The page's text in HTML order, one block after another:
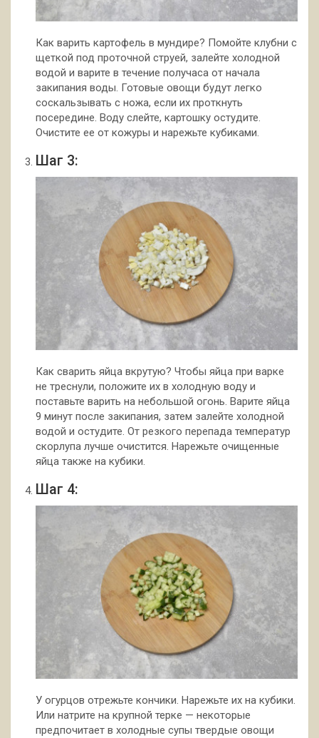
Как варить картофель в мундире? Помойте клубни с
щеткой под проточной струей, залейте холодной
водой и варите в течение получаса от начала
закипания воды. Готовые овощи будут легко
соскальзывать с ножа, если их проткнуть
посередине. Воду слейте, картошку остудите.
Очистите ее от кожуры и нарежьте кубиками.
Шаг 3:
Как сварить яйца вкрутую? Чтобы яйца при варке
не треснули, положите их в холодную воду и
поставьте варить на небольшой огонь. Варите яйца
9 минут после закипания, затем залейте холодной
водой и остудите. От резкого перепада температур
скорлупа лучше очистится. Нарежьте очищенные
яйца также на кубики.
Шаг 4:
У огурцов отрежьте кончики. Нарежьте их на кубики.
Или натрите на крупной терке — некоторые
предпочитает в холодные супы твердые овощи